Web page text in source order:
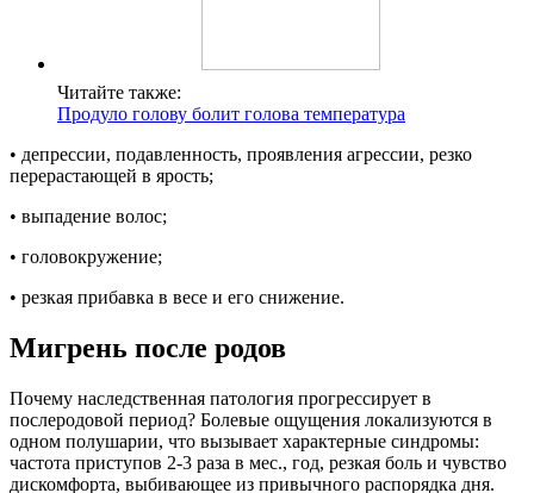
Читайте также:
Продуло голову болит голова температура
• депрессии, подавленность, проявления агрессии, резко
перерастающей в ярость;
• выпадение волос;
• головокружение;
• резкая прибавка в весе и его снижение.
Мигрень после родов
Почему наследственная патология прогрессирует в
послеродовой период? Болевые ощущения локализуются в
одном полушарии, что вызывает характерные синдромы:
частота приступов 2-3 раза в мес., год, резкая боль и чувство
дискомфорта, выбивающее из привычного распорядка дня.